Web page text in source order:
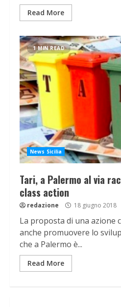
Read More
1 MIN READ
News Sicilia
Tari, a Palermo al via
class action
redazione 18 giugno 2018
La proposta di una azione
anche promuovere lo
che a Palermo è...
Read More